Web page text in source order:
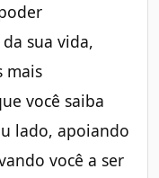
sua vida,
mais
você saiba
lado, apoiando
você a ser